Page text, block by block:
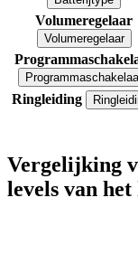
Volumeregelaar
Volumeregelaar
Ringleiding
Vergelijking
levels van het